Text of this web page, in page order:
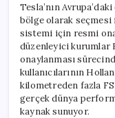
Tesla’nın
bölge olarak seçmesi
sistemi için resmi
düzenleyici kurumlar
onaylanması
kullanıcılarının
kilometreden fazla
gerçek dünya
kaynak sunuyor.